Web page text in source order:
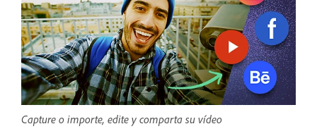
Capture o importe, edite y comparta su vídeo